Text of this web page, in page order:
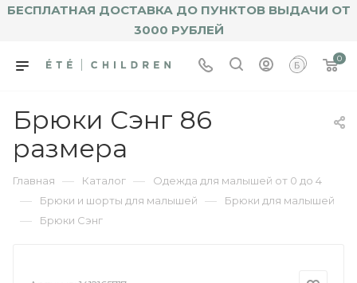
БЕСПЛАТНАЯ ДОСТАВКА ДО ПУНКТОВ ВЫДАЧИ ОТ
3000 РУБЛЕЙ
0
Брюки Сэнг 86
размера
Главная — Каталог — Одежда для малышей от 0 до 4
— Брюки и шорты для малышей — Брюки для малышей
— Брюки Сэнг